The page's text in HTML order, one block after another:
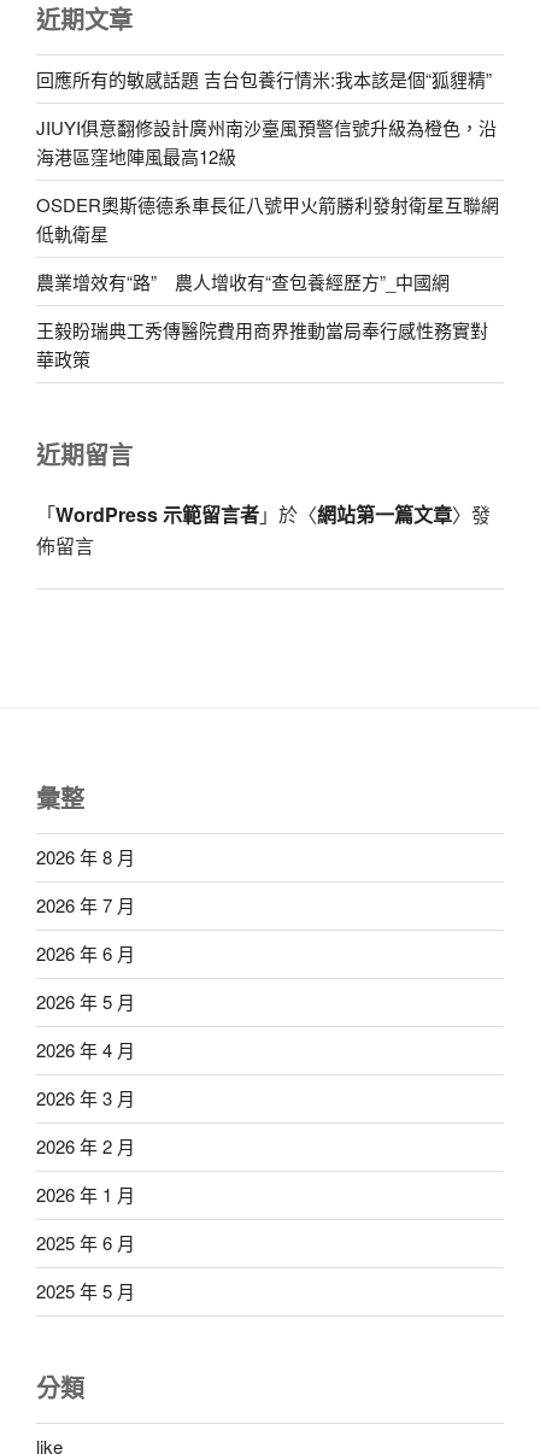
近期文章
回應所有的敏感話題 吉台包養行情米:我本該是個“狐貍精”
JIUYI俱意翻修設計廣州南沙臺風預警信號升級為橙色，沿
海港區窪地陣風最高12級
OSDER奧斯德德系車長征八號甲火箭勝利發射衛星互聯網
低軌衛星
農業增效有“路” 農人增收有“查包養經歷方”_中國網
王毅盼瑞典工秀傳醫院費用商界推動當局奉行感性務實對
華政策
近期留言
「WordPress 示範留言者」於〈網站第一篇文章〉發
佈留言
彙整
2026 年 8 月
2026 年 7 月
2026 年 6 月
2026 年 5 月
2026 年 4 月
2026 年 3 月
2026 年 2 月
2026 年 1 月
2025 年 6 月
2025 年 5 月
分類
like